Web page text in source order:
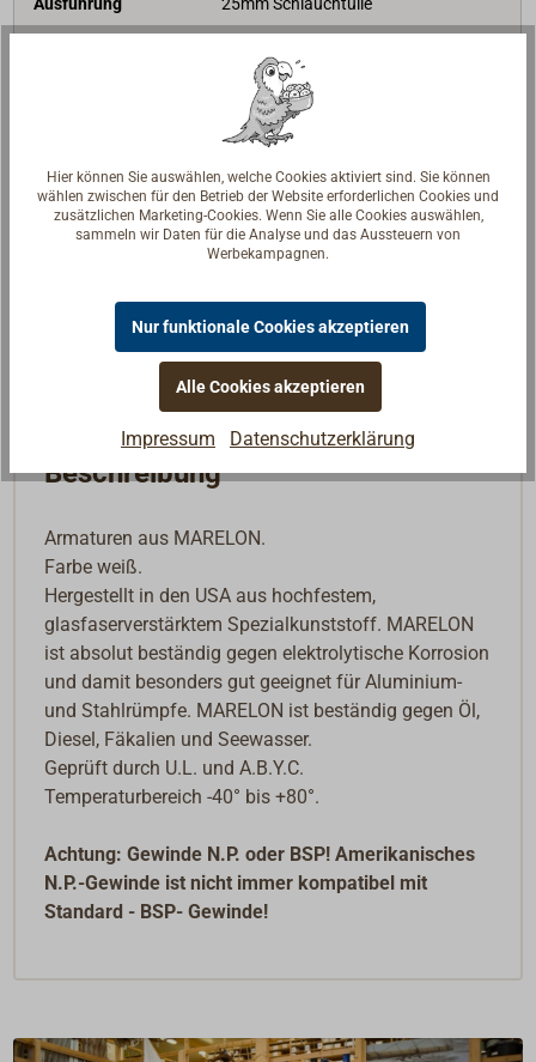
Ausführung
25mm Schlauchtülle
19,90 €*
netto: 16,72 €
Lieferzeit Am Lager
Verfügbar noch: 2
In den Warenkorb
Beschreibung
Armaturen aus MARELON.
Farbe weiß.
Hergestellt in den USA aus hochfestem,
glasfaserverstärktem Spezialkunststoff. MARELON
ist absolut beständig gegen elektrolytische Korrosion
und damit besonders gut geeignet für Aluminium-
und Stahlrümpfe. MARELON ist beständig gegen Öl,
Diesel, Fäkalien und Seewasser.
Geprüft durch U.L. und A.B.Y.C.
Temperaturbereich -40° bis +80°.
Achtung: Gewinde N.P. oder BSP! Amerikanisches
N.P.-Gewinde ist nicht immer kompatibel mit
Standard - BSP- Gewinde!
Hier können Sie auswählen, welche Cookies aktiviert sind. Sie können
wählen zwischen für den Betrieb der Website erforderlichen Cookies und
zusätzlichen Marketing-Cookies. Wenn Sie alle Cookies auswählen,
sammeln wir Daten für die Analyse und das Aussteuern von
Werbekampagnen.
Nur funktionale Cookies akzeptieren
Alle Cookies akzeptieren
Impressum Datenschutzerklärung